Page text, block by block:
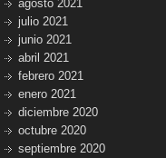
agosto 2021
julio 2021
junio 2021
abril 2021
febrero 2021
enero 2021
diciembre 2020
octubre 2020
septiembre 2020